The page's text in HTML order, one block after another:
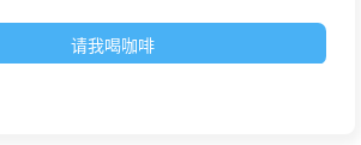
请我喝咖啡